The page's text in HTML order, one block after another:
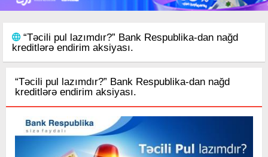
“Təcili pul lazımdır?” Bank Respublika-dan nağd
kreditlərə endirim aksiyası.
“Təcili pul lazımdır?” Bank Respublika-dan nağd
kreditlərə endirim aksiyası.